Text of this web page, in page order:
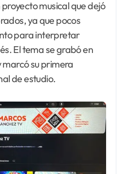
musical que dejó
ya que pocos
para interpretar
El tema se grabó en
su primera
de estudio.